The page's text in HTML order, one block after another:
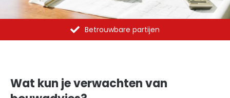
Al meer dan 1375 opdrachten uitgevoerd
Wat kun je verwachten van